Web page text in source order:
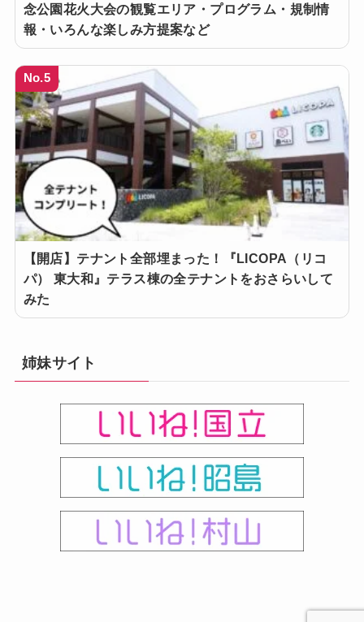
念公園花火大会の観覧エリア・プログラム・規制情
報・いろんな楽しみ方提案など
No.5
【開店】テナント全部埋まった！『LICOPA（リコ
パ） 東大和』テラス棟の全テナントをおさらいして
みた
姉妹サイト